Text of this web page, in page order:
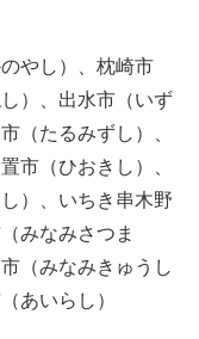
やし）、枕崎市
）、出水市（いず
（たるみずし）、
市（ひおきし）、
）、いちき串木野
みなみさつま
（みなみきゅうし
あいらし）